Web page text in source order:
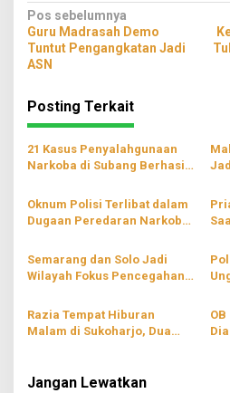
Navigasi
pos
Pos sebelumnya
Guru Madrasah Demo
Tuntut Pengangkatan Jadi
ASN
Posting Terkait
21 Kasus Penyalahgunaan
Narkoba di Subang Berhasil
Oknum Polisi Terlibat dalam
Dugaan Peredaran Narkoba
Semarang dan Solo Jadi
Wilayah Fokus Pencegahan
Razia Tempat Hiburan
Malam di Sukoharjo, Dua
Jangan Lewatkan